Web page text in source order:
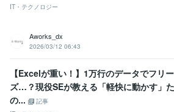
IT・テクノロジー
Aworks_dx
2026/03/12 06:43
【Excelが重い！】1万行のデータでフリー
ズ…？現役SEが教える「軽快に動かす」
の...
記事